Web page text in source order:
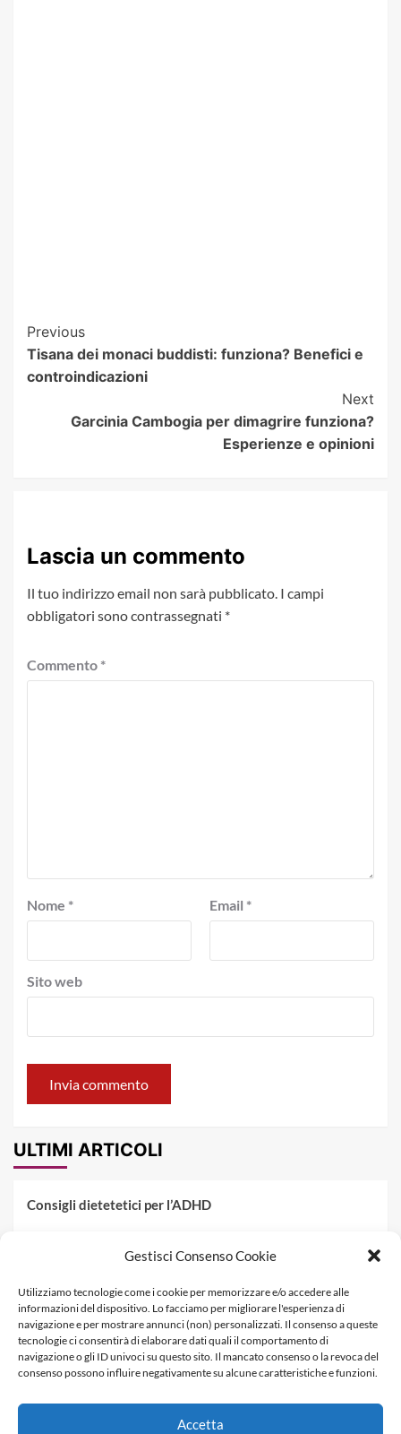
Gestisci Consenso Cookie
Utilizziamo tecnologie come i cookie per memorizzare e/o accedere alle
informazioni del dispositivo. Lo facciamo per migliorare l'esperienza di
navigazione e per mostrare annunci (non) personalizzati. Il consenso a queste
tecnologie ci consentirà di elaborare dati quali il comportamento di
navigazione o gli ID univoci su questo sito. Il mancato consenso o la revoca del
consenso possono influire negativamente su alcune caratteristiche e funzioni.
Accetta
Post
Navigation
Previous
Tisana dei monaci buddisti: funziona? Benefici e
controindicazioni
Next
Garcinia Cambogia per dimagrire funziona?
Esperienze e opinioni
Lascia un commento
Il tuo indirizzo email non sarà pubblicato. I campi
obbligatori sono contrassegnati *
Commento *
Nome * Email *
Sito web
ULTIMI ARTICOLI
Consigli dietetetici per l’ADHD
Fenilchetonuria
Dieta militare: come funziona, opinioni e schema tipo per
dimagrire in 3 giorni